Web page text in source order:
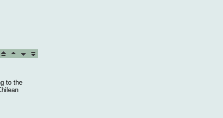
to the